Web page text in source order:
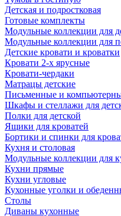
Детская и подростковая
Готовые комплекты
Модульные коллекции для
Модульные коллекции для
Детские кровати и кроватки
Кровати 2-х ярусные
Кровати-чердаки
Матрацы детские
Письменные и
Шкафы и стеллажи для
Полки для детской
Ящики для кроватей
Бортики и спинки для
Кухня и столовая
Модульные коллекции для
Кухни прямые
Кухни угловые
Кухонные уголки и
Столы
Диваны кухонные